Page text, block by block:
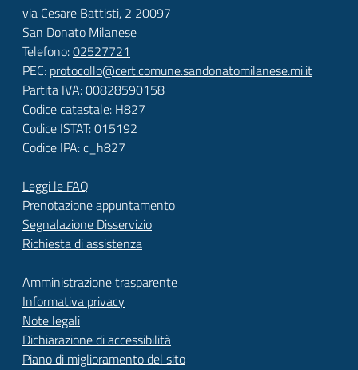
via Cesare Battisti, 2 20097
San Donato Milanese
Telefono:02527721
PEC: protocollo@cert.comune.sandonatomilanese.mi.it
Partita IVA: 00828590158
Codice catastale: H827
Codice ISTAT: 015192
Codice IPA: c_h827
Leggi le FAQ
Prenotazione appuntamento
Segnalazione Disservizio
Richiesta di assistenza
Amministrazione trasparente
Informativa privacy
Note legali
Dichiarazione di accessibilità
Piano di miglioramento del sito